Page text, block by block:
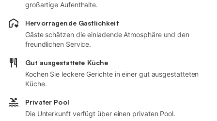
großartige Aufenthalte.
Hervorragende Gastlichkeit
Gäste schätzen die einladende Atmosphäre und den
freundlichen Service.
Gut ausgestattete Küche
Kochen Sie leckere Gerichte in einer gut ausgestatteten
Küche.
Privater Pool
Die Unterkunft verfügt über einen privaten Pool.